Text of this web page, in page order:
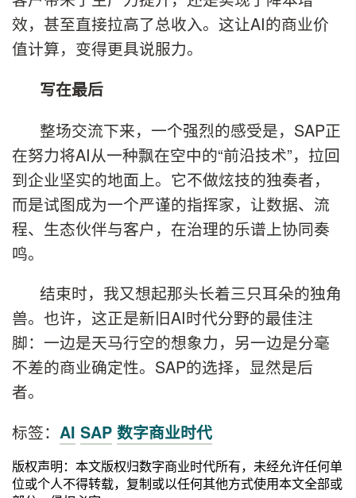
效，甚至直接拉高了总收入。这让AI的商业价
值计算，变得更具说服力。
写在最后
整场交流下来，一个强烈的感受是，SAP正
在努力将AI从一种飘在空中的“前沿技术”，拉回
到企业坚实的地面上。它不做炫技的独奏者，
而是试图成为一个严谨的指挥家，让数据、流
程、生态伙伴与客户，在治理的乐谱上协同奏
鸣。
结束时，我又想起那头长着三只耳朵的独角
兽。也许，这正是新旧AI时代分野的最佳注
脚：一边是天马行空的想象力，另一边是分毫
不差的商业确定性。SAP的选择，显然是后
者。
标签： AI SAP 数字商业时代
版权声明：本文版权归数字商业时代所有，未经允许任何单
位或个人不得转载，复制或以任何其他方式使用本文全部或